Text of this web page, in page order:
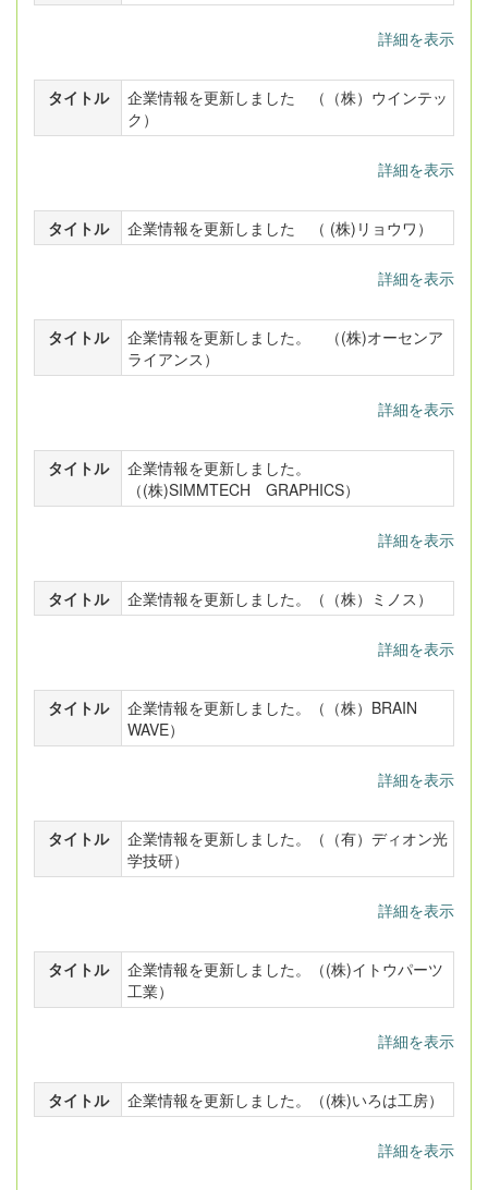
詳細を表示
タイトル
企業情報を更新しました （（株）ウインテッ
ク）
詳細を表示
タイトル 企業情報を更新しました （ (株)リョウワ）
詳細を表示
タイトル
企業情報を更新しました。 （(株)オーセンア
ライアンス）
詳細を表示
タイトル
企業情報を更新しました。
（(株)SIMMTECH GRAPHICS）
詳細を表示
タイトル 企業情報を更新しました。（（株）ミノス）
詳細を表示
タイトル
企業情報を更新しました。（（株）BRAIN
WAVE）
詳細を表示
タイトル
企業情報を更新しました。（（有）ディオン光
学技研）
詳細を表示
タイトル
企業情報を更新しました。（(株)イトウパーツ
工業）
詳細を表示
タイトル 企業情報を更新しました。（(株)いろは工房）
詳細を表示